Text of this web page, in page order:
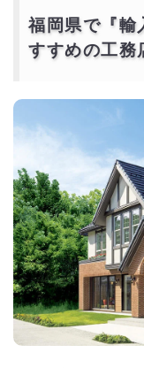
福岡県で『輸
すすめの工務